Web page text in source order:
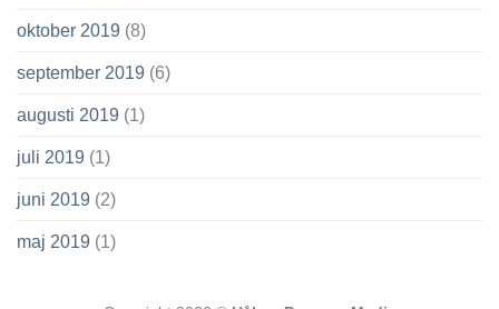
oktober 2019 (8)
september 2019 (6)
augusti 2019 (1)
juli 2019 (1)
juni 2019 (2)
maj 2019 (1)